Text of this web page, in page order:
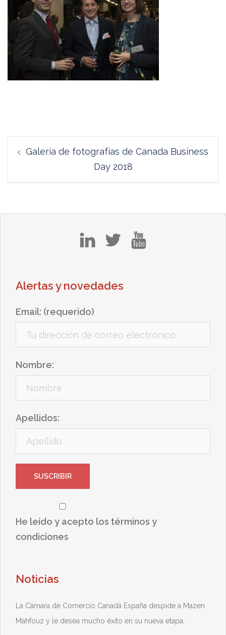
de Galería de fotografías de Canada Business
Day 2018
Alertas y novedades
Email: (requerido)
Nombre:
Apellidos:
He leído y acepto los términos y
condiciones
Noticias
La Cámara de Comercio Canadá España despide a Mazen
Mahfouz y le desea mucho éxito en su nueva etapa.